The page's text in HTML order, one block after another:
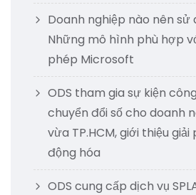
Doanh nghiệp nào nên sử
Những mô hình phù hợp
phép Microsoft
ODS tham gia sự kiện
chuyển đổi số cho doanh
vừa TP.HCM, giới thiệu
động hóa
ODS cung cấp dịch vụ